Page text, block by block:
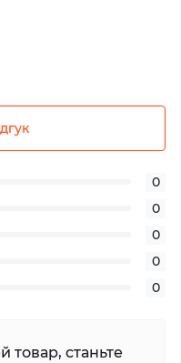
0
0
0
0
0
товар, станьте